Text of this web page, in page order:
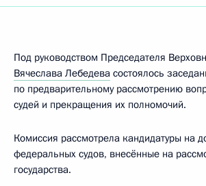
Под руководством Председателя
Вячеслава Лебедева состоялось
по предварительному рассмотрению
судей и прекращения их полномочий.
Комиссия рассмотрела кандидатуры на
федеральных судов, внесённые на
государства.